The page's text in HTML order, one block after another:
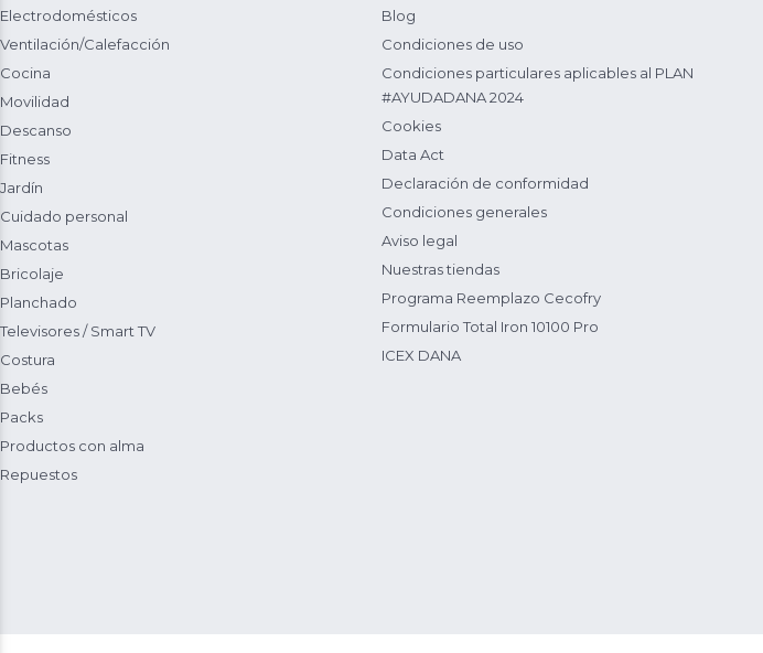
Electrodomésticos
Ventilación/Calefacción
Cocina
Movilidad
Descanso
Fitness
Jardín
Cuidado personal
Mascotas
Bricolaje
Planchado
Televisores / Smart TV
Costura
Bebés
Packs
Productos con alma
Repuestos
Blog
Condiciones de uso
Condiciones particulares aplicables al PLAN
#AYUDADANA 2024
Cookies
Data Act
Declaración de conformidad
Condiciones generales
Aviso legal
Nuestras tiendas
Programa Reemplazo Cecofry
Formulario Total Iron 10100 Pro
ICEX DANA